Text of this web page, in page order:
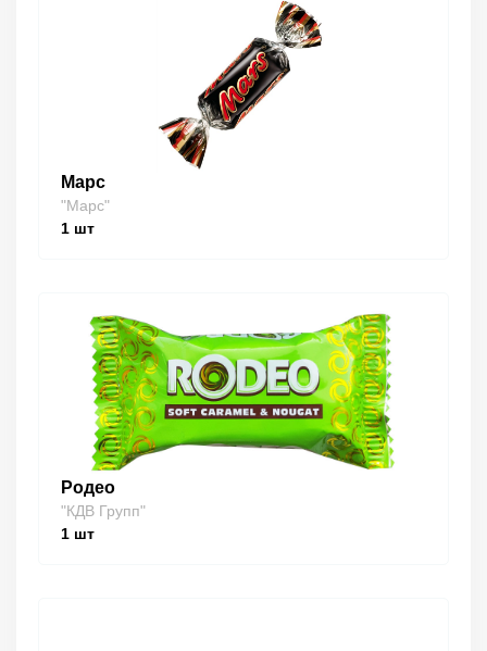
Марс
"Марс"
1 шт
Родео
"КДВ Групп"
1 шт